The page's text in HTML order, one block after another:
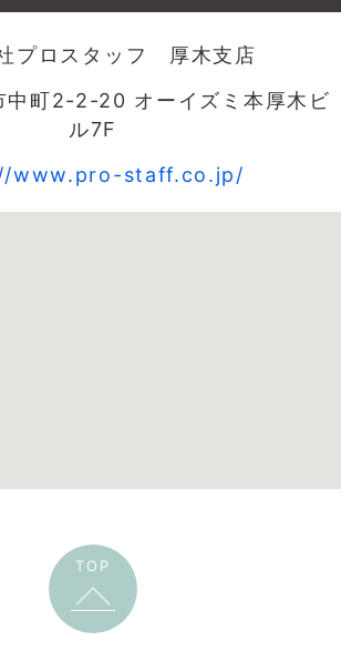
プロスタッフ 厚木支店
中町2-2-20 オーイズミ本厚木ビ
ル7F
www.pro-staff.co.jp/
TOP